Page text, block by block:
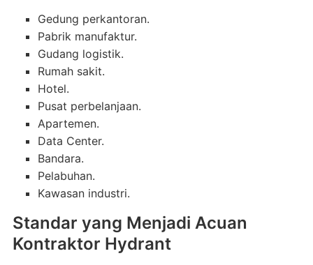
Gedung perkantoran.
Pabrik manufaktur.
Gudang logistik.
Rumah sakit.
Hotel.
Pusat perbelanjaan.
Apartemen.
Data Center.
Bandara.
Pelabuhan.
Kawasan industri.
Standar yang Menjadi Acuan
Kontraktor Hydrant